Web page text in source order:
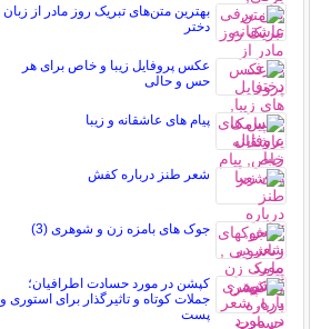
بهترین متن‌های تبریک روز مادر از زبان
دختر
عکس پروفایل زیبا و خاص برای هر
حس و حالی
پیام های عاشقانه و زیبا
شعر طنز درباره کفش
جوک های بامزه زن و شوهری (3)
کپشن در مورد حسادت اطرافیان؛
جملات کوتاه و تاثیرگذار برای استوری و
پست